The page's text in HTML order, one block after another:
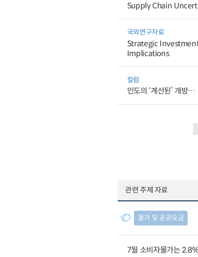
Supply Chain
국외연구자료
Strategic
Implications
컬럼
인도의 ‘계산된’ 개방
관련 주제 자료
물가 및 공공요금
7월 소비자물가는